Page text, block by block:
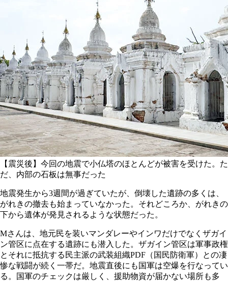
【震災後】今回の地震で小仏塔のほとんどが被害を受けた。た
だ、内部の石板は無事だった
地震発生から3週間が過ぎていたが、倒壊した遺跡の多くは、
がれきの撤去も始まっていなかった。それどころか、がれきの
下から遺体が発見されるような状態だった。
Mさんは、地元民を装いマンダレーやインワだけでなくザガイ
ン管区に点在する遺跡にも潜入した。ザガイン管区は軍事政権
とそれに抵抗する民主派の武装組織PDF（国民防衛軍）との凄
惨な戦闘が続く一帯だ。地震直後にも国軍は空爆を行なってい
る。国軍のチェックは厳しく、援助物資が届かない場所も多